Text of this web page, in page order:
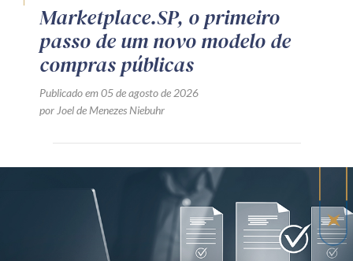
Marketplace.SP, o primeiro
passo de um novo modelo de
compras públicas
Publicado em 05 de agosto de 2026
por Joel de Menezes Niebuhr